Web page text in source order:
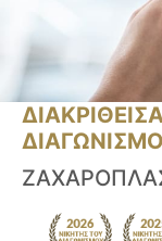
ΔΙΑΓΩΝΙΣΜΟΥ